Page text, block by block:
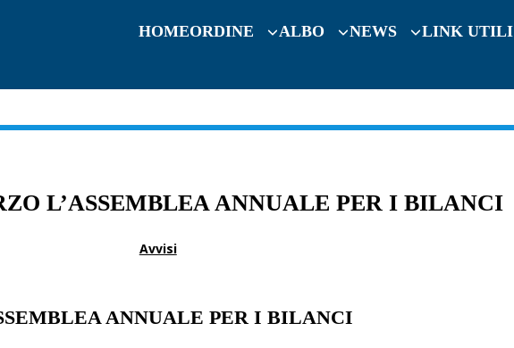
HOMEORDINE ALBO NEWS LINK UTILI
L’ASSEMBLEA ANNUALE PER I BILANCI
Avvisi
ANNUALE PER I BILANCI